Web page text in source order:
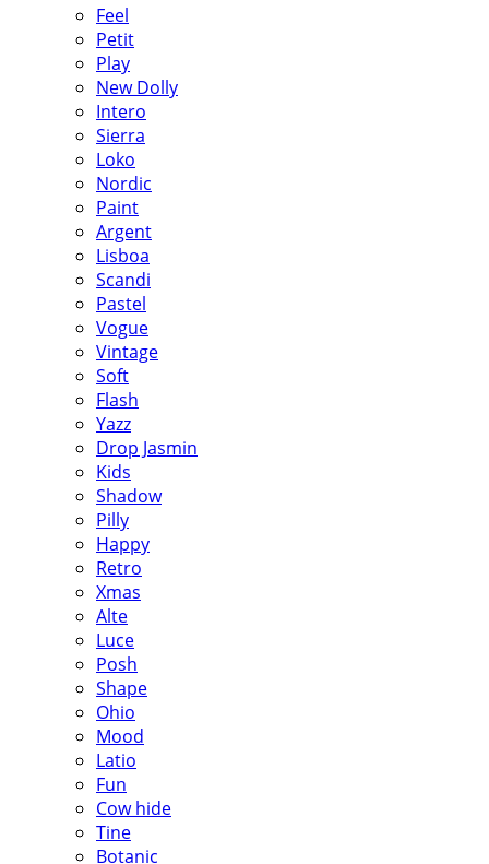
Feel
Petit
Play
New Dolly
Intero
Sierra
Loko
Nordic
Paint
Argent
Lisboa
Scandi
Pastel
Vogue
Vintage
Soft
Flash
Yazz
Drop Jasmin
Kids
Shadow
Pilly
Happy
Retro
Xmas
Alte
Luce
Posh
Shape
Ohio
Mood
Latio
Fun
Cow hide
Tine
Botanic